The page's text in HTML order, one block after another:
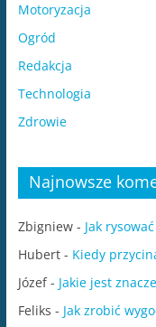
Motoryzacja
Ogród
Redakcja
Technologia
Zdrowie
Najnowsze
Zbigniew- Jak
Hubert- Kiedy
Józef- Jakie jest
Feliks - Jak zrobić